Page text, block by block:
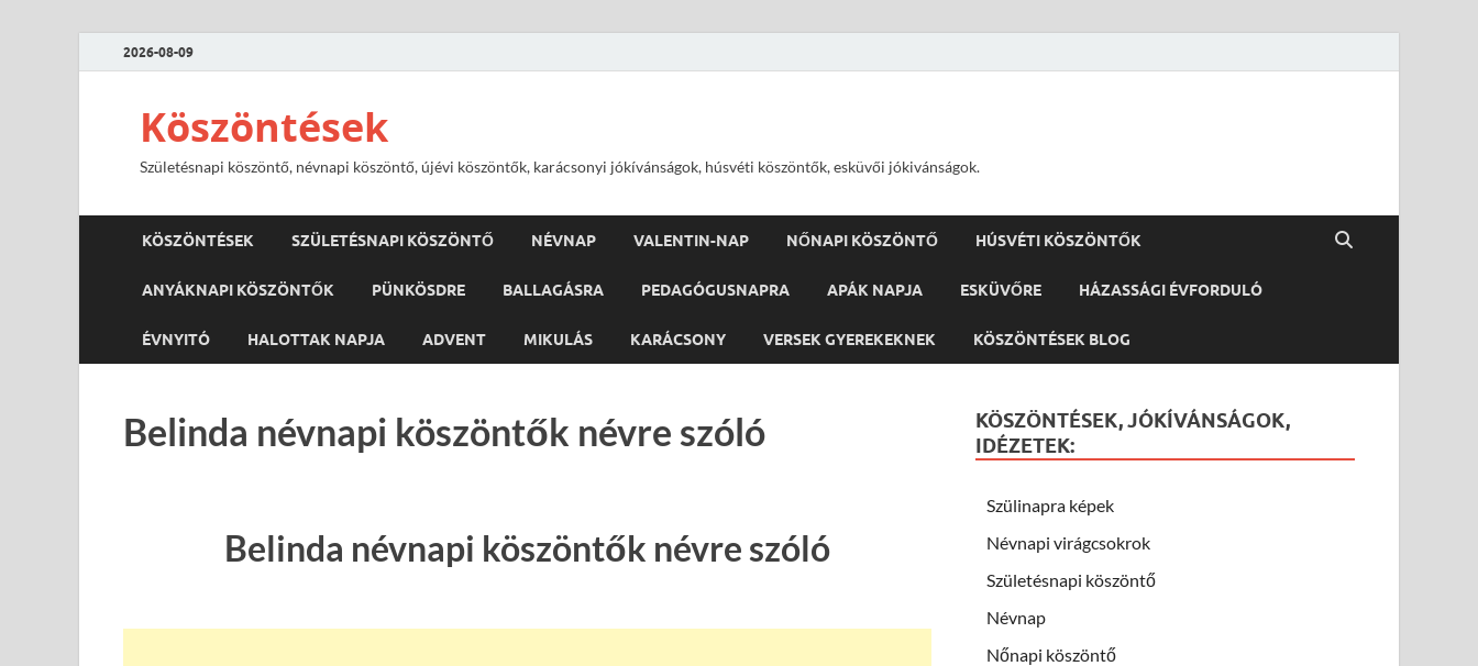
2026-08-09
Köszöntések
Születésnapi köszöntő, névnapi köszöntő, újévi köszöntők, karácsonyi jókívánságok, húsvéti köszöntők, esküvői jókivánságok.
KÖSZÖNTÉSEK SZÜLETÉSNAPI KÖSZÖNTŐ NÉVNAP VALENTIN-NAP NŐNAPI KÖSZÖNTŐ HÚSVÉTI KÖSZÖNTŐK
ANYÁKNAPI KÖSZÖNTŐK PÜNKÖSDRE BALLAGÁSRA PEDAGÓGUSNAPRA APÁK NAPJA ESKÜVŐRE HÁZASSÁGI ÉVFORDULÓ
ÉVNYITÓ HALOTTAK NAPJA ADVENT MIKULÁS KARÁCSONY VERSEK GYEREKEKNEK KÖSZÖNTÉSEK BLOG
Belinda névnapi köszöntők névre szóló
Belinda névnapi köszöntők névre szóló
KÖSZÖNTÉSEK, JÓKÍVÁNSÁGOK,
IDÉZETEK:
Szülinapra képek
Névnapi virágcsokrok
Születésnapi köszöntő
Névnap
Nőnapi köszöntő